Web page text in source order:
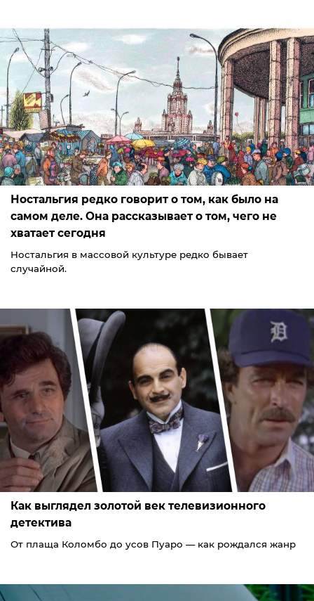
Ностальгия редко говорит о том, как было на
самом деле. Она рассказывает о том, чего не
хватает сегодня
Ностальгия в массовой культуре редко бывает
случайной.
Как выглядел золотой век телевизионного
детектива
От плаща Коломбо до усов Пуаро — как рождался жанр